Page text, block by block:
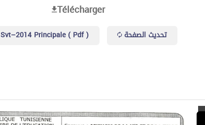
Télécharger
Svt–2014 Principale ( Pdf ) تحديث الصفحة